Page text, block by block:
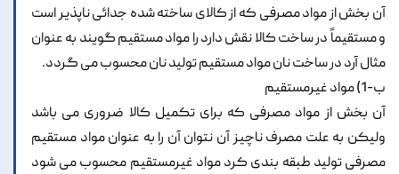
آن بخش از مواد مصرفی که از کالای ساخته شده جدائی ناپذیر است
و مستقیماً در ساخت کالا نقش دارد را مواد مستقیم گویند به عنوان
مثال آرد در ساخت نان مواد مستقیم تولید نان محسوب می گردد.
ب-1) مواد غیرمستقیم
آن بخش از مواد مصرفی که برای تکمیل کالا ضروری می باشد
ولیکن به علت مصرف ناچیز آن نتوان آن را به عنوان مواد مستقیم
مصرفی تولید طبقه بندی کرد مواد غیرمستقیم محسوب می شود